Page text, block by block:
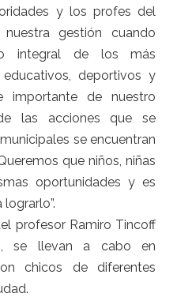
y los profes del
gestión cuando
integral de los más
deportivos y
importante de nuestro
las acciones que se
se encuentran
que niños, niñas
oportunidades y es
profesor Ramiro Tincoff
se llevan a cabo en
chicos de diferentes